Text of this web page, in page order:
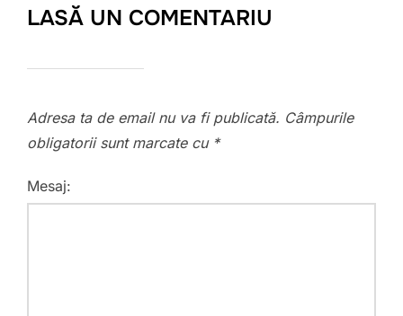
LASĂ UN COMENTARIU
Adresa ta de email nu va fi publicată. Câmpurile
obligatorii sunt marcate cu *
Mesaj: